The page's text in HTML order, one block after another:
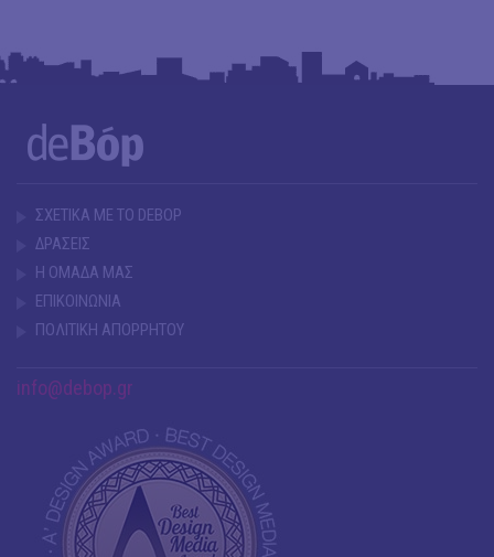
ΣΧΕΤΙΚΑ ΜΕ ΤΟ DEBOP
ΔΡΑΣΕΙΣ
Η ΟΜΑΔΑ ΜΑΣ
ΕΠΙΚΟΙΝΩΝΙΑ
ΠΟΛΙΤΙΚΗ ΑΠΟΡΡΗΤΟΥ
info@debop.gr